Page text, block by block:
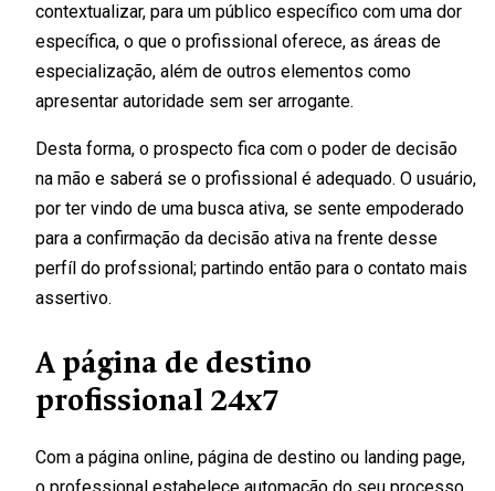
contextualizar, para um público específico com uma dor
específica, o que o profissional oferece, as áreas de
especialização, além de outros elementos como
apresentar autoridade sem ser arrogante.
Desta forma, o prospecto fica com o poder de decisão
na mão e saberá se o profissional é adequado. O usuário,
por ter vindo de uma busca ativa, se sente empoderado
para a confirmação da decisão ativa na frente desse
perfíl do profssional; partindo então para o contato mais
assertivo.
A página de destino
profissional 24x7
Com a página online, página de destino ou landing page,